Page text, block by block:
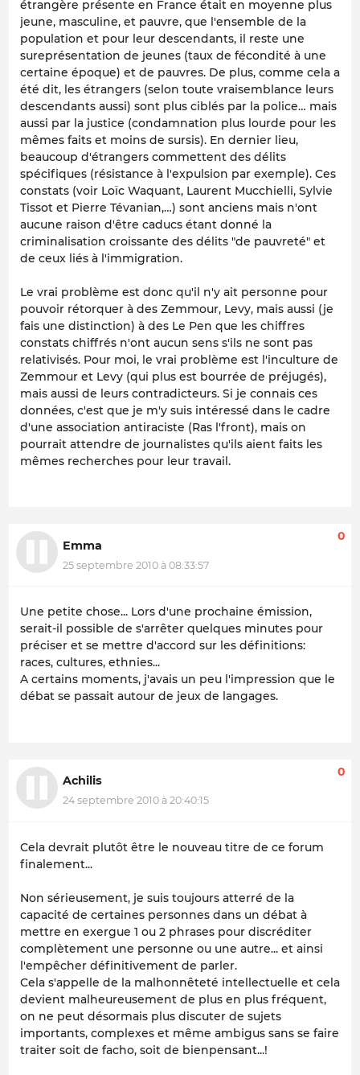
étrangère présente en France était en moyenne plus
jeune, masculine, et pauvre, que l'ensemble de la
population et pour leur descendants, il reste une
sureprésentation de jeunes (taux de fécondité à une
certaine époque) et de pauvres. De plus, comme cela a
été dit, les étrangers (selon toute vraisemblance leurs
descendants aussi) sont plus ciblés par la police… mais
aussi par la justice (condamnation plus lourde pour les
mêmes faits et moins de sursis). En dernier lieu,
beaucoup d'étrangers commettent des délits
spécifiques (résistance à l'expulsion par exemple). Ces
constats (voir Loïc Waquant, Laurent Mucchielli, Sylvie
Tissot et Pierre Tévanian,…) sont anciens mais n'ont
aucune raison d'être caducs étant donné la
criminalisation croissante des délits "de pauvreté" et
de ceux liés à l'immigration.
Le vrai problème est donc qu'il n'y ait personne pour
pouvoir rétorquer à des Zemmour, Levy, mais aussi (je
fais une distinction) à des Le Pen que les chiffres
constats chiffrés n'ont aucun sens s'ils ne sont pas
relativisés. Pour moi, le vrai problème est l'inculture de
Zemmour et Levy (qui plus est bourrée de préjugés),
mais aussi de leurs contradicteurs. Si je connais ces
données, c'est que je m'y suis intéressé dans le cadre
d'une association antiraciste (Ras l'front), mais on
pourrait attendre de journalistes qu'ils aient faits les
mêmes recherches pour leur travail.
Emma
25 septembre 2010 à 08:33:57
0
Une petite chose... Lors d'une prochaine émission,
serait-il possible de s'arrêter quelques minutes pour
préciser et se mettre d'accord sur les définitions:
races, cultures, ethnies...
A certains moments, j'avais un peu l'impression que le
débat se passait autour de jeux de langages.
Achilis
24 septembre 2010 à 20:40:15
0
Cela devrait plutôt être le nouveau titre de ce forum
finalement...
Non sérieusement, je suis toujours atterré de la
capacité de certaines personnes dans un débat à
mettre en exergue 1 ou 2 phrases pour discréditer
complètement une personne ou une autre... et ainsi
l'empêcher définitivement de parler.
Cela s'appelle de la malhonnêteté intellectuelle et cela
devient malheureusement de plus en plus fréquent,
on ne peut désormais plus discuter de sujets
importants, complexes et même ambigus sans se faire
traiter soit de facho, soit de bienpensant...!